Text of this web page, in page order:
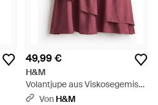
49,99 €
H&M
Volantjupe aus Viskosegemisch
- RotVon H&M